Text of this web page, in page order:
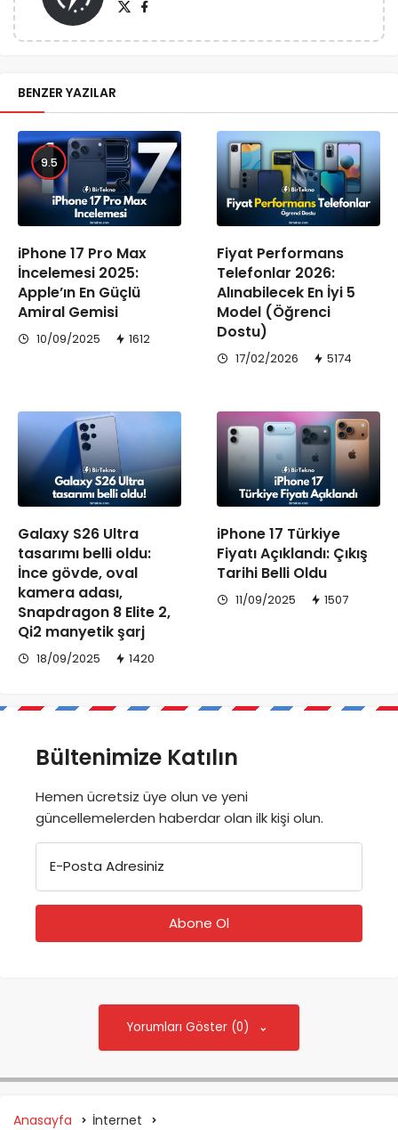
BENZER YAZILAR
9.5
iPhone 17 Pro Max
İncelemesi 2025:
Apple’ın En Güçlü
Amiral Gemisi
10/09/2025 1612
Fiyat Performans
Telefonlar 2026:
Alınabilecek En İyi 5
Model (Öğrenci
Dostu)
17/02/2026 5174
Galaxy S26 Ultra
tasarımı belli oldu:
İnce gövde, oval
kamera adası,
Snapdragon 8 Elite 2,
Qi2 manyetik şarj
18/09/2025 1420
iPhone 17 Türkiye
Fiyatı Açıklandı: Çıkış
Tarihi Belli Oldu
11/09/2025 1507
Bültenimize Katılın
Hemen ücretsiz üye olun ve yeni
güncellemelerden haberdar olan ilk kişi olun.
E-Posta Adresiniz
Yorumları Göster (0)
Anasayfa İnternet